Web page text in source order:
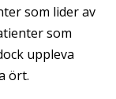
som lider av
som
uppleva
ört.